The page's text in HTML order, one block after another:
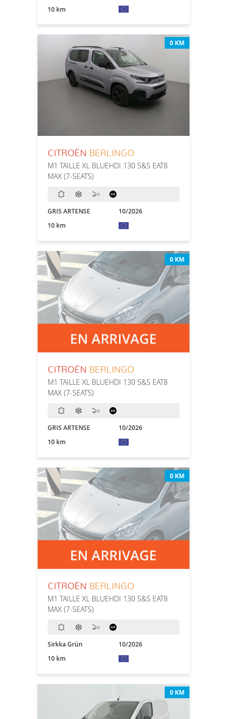
10 km
0 KM
CITROËN BERLINGO
M1 TAILLE XL BLUEHDI 130 S&S EAT8
MAX (7-SEATS)
GRIS ARTENSE
10/2026
10 km
0 KM
CITROËN BERLINGO
M1 TAILLE XL BLUEHDI 130 S&S EAT8
MAX (7-SEATS)
GRIS ARTENSE
10/2026
10 km
0 KM
CITROËN BERLINGO
M1 TAILLE XL BLUEHDI 130 S&S EAT8
MAX (7-SEATS)
Sirkka Grün
10/2026
10 km
0 KM